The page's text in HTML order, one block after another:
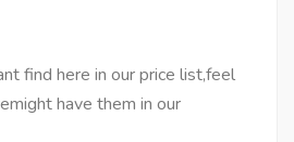
find here in our price list,feel
have them in our